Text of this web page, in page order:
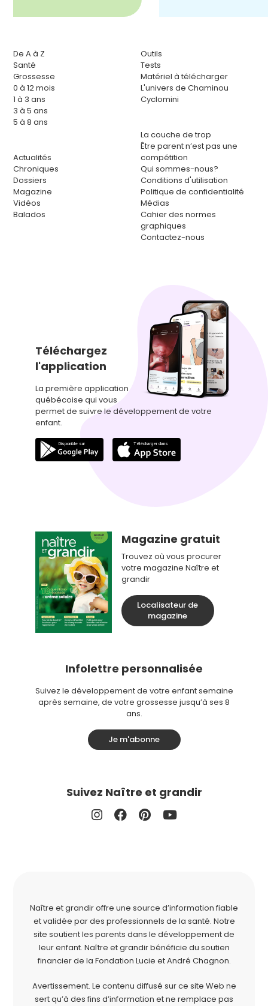
De A à Z
Santé
Grossesse
0 à 12 mois
1 à 3 ans
3 à 5 ans
5 à 8 ans
Actualités
Chroniques
Dossiers
Magazine
Vidéos
Balados
Outils
Tests
Matériel à télécharger
L'univers de Chaminou
Cyclomini
La couche de trop
Être parent n’est pas une
compétition
Qui sommes-nous?
Conditions d'utilisation
Politique de confidentialité
Médias
Cahier des normes
graphiques
Contactez-nous
Téléchargez
l'application
La première application
québécoise qui vous
permet de suivre le développement de votre
enfant.
Magazine gratuit
Trouvez où vous procurer
votre magazine Naître et
grandir
Localisateur de
magazine
Infolettre personnalisée
Suivez le développement de votre enfant semaine
après semaine, de votre grossesse jusqu’à ses 8
ans.
Je m'abonne
Suivez Naître et grandir
Naître et grandir offre une source d’information fiable
et validée par des professionnels de la santé. Notre
site soutient les parents dans le développement de
leur enfant. Naître et grandir bénéficie du soutien
financier de la Fondation Lucie et André Chagnon.
Avertissement. Le contenu diffusé sur ce site Web ne
sert qu’à des fins d’information et ne remplace pas